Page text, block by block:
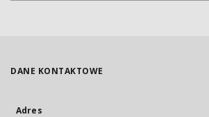
DANE KONTAKTOWE
Adres